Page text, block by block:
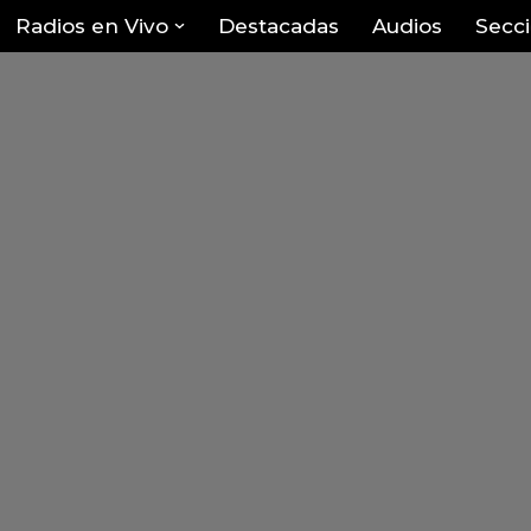
Radios en Vivo Destacadas Audios